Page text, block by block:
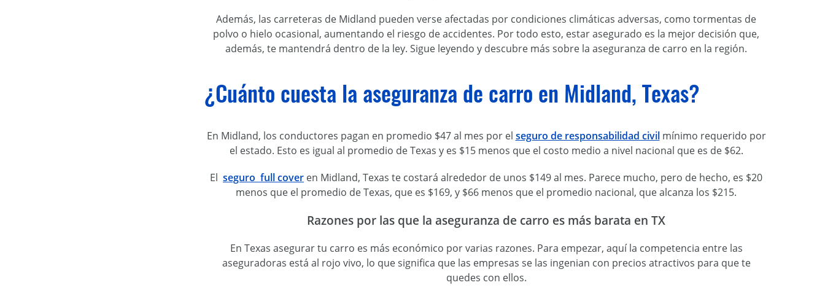
Además, las carreteras de Midland pueden verse afectadas por condiciones climáticas adversas, como tormentas de
polvo o hielo ocasional, aumentando el riesgo de accidentes. Por todo esto, estar asegurado es la mejor decisión que,
además, te mantendrá dentro de la ley. Sigue leyendo y descubre más sobre la aseguranza de carro en la región.
¿Cuánto cuesta la aseguranza de carro en Midland, Texas?
En Midland, los conductores pagan en promedio $47 al mes por el seguro de responsabilidad civilmínimo requerido por
el estado. Esto es igual al promedio de Texas y es $15 menos que el costo medio a nivel nacional que es de $62.
El seguro full cover en Midland, Texas te costará alrededor de unos $149 al mes. Parece mucho, pero de hecho, es $20
menos que el promedio de Texas, que es $169, y $66 menos que el promedio nacional, que alcanza los $215.
Razones por las que la aseguranza de carro es más barata en TX
En Texas asegurar tu carro es más económico por varias razones. Para empezar, aquí la competencia entre las
aseguradoras está al rojo vivo, lo que significa que las empresas se las ingenian con precios atractivos para que te
quedes con ellos.